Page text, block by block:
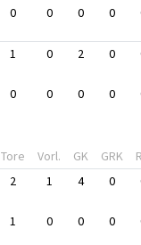
0 0 0 0
1 0 2 0
0 0 0 0
Tore Vorl. GK GRK
2 1 4 0
1 0 0 0